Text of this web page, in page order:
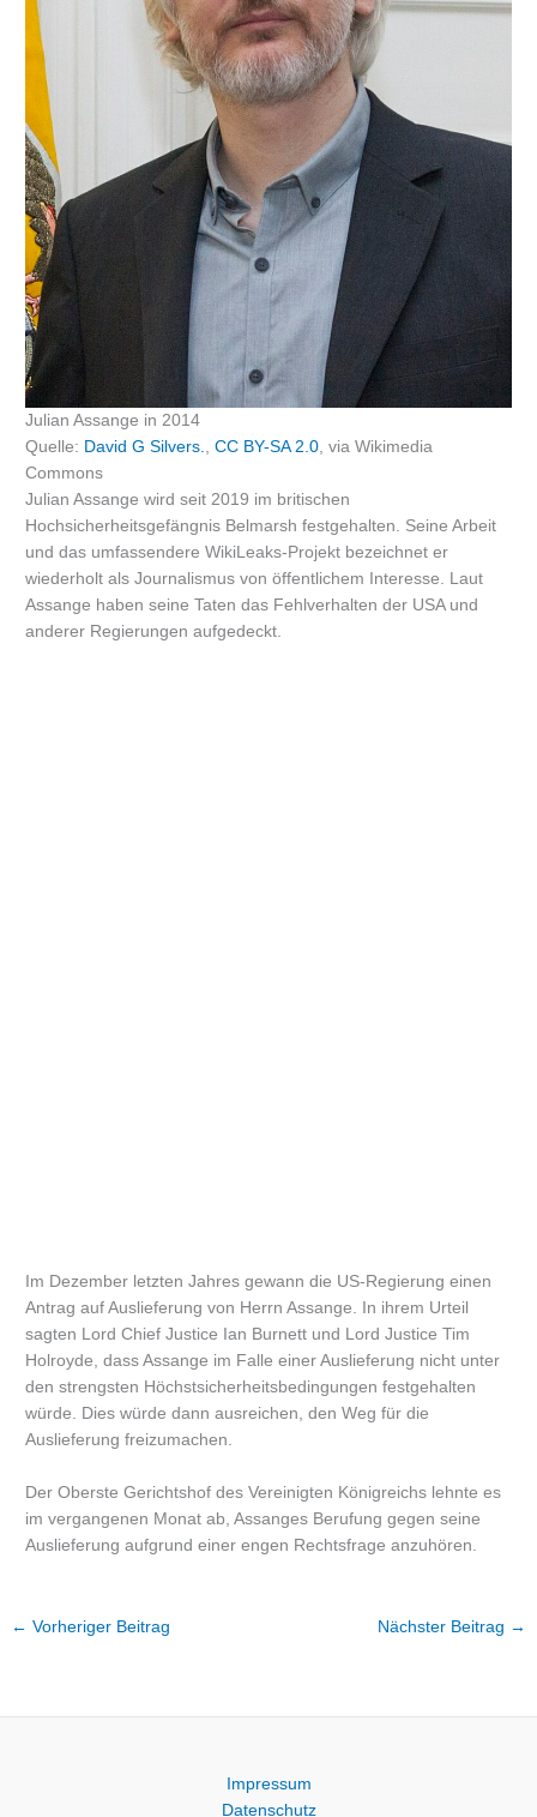
Julian Assange in 2014
Quelle: David G Silvers. ,CC BY-SA 2.0 , via Wikimedia
Commons
Julian Assange wird seit 2019 im britischen
Hochsicherheitsgefängnis Belmarsh festgehalten. Seine Arbeit
und das umfassendere WikiLeaks-Projekt bezeichnet er
wiederholt als Journalismus von öffentlichem Interesse. Laut
Assange haben seine Taten das Fehlverhalten der USA und
anderer Regierungen aufgedeckt.
Im Dezember letzten Jahres gewann die US-Regierung einen
Antrag auf Auslieferung von Herrn Assange. In ihrem Urteil
sagten Lord Chief Justice Ian Burnett und Lord Justice Tim
Holroyde, dass Assange im Falle einer Auslieferung nicht unter
den strengsten Höchstsicherheitsbedingungen festgehalten
würde. Dies würde dann ausreichen, den Weg für die
Auslieferung freizumachen.
Der Oberste Gerichtshof des Vereinigten Königreichs lehnte es
im vergangenen Monat ab, Assanges Berufung gegen seine
Auslieferung aufgrund einer engen Rechtsfrage anzuhören.
← Vorheriger Beitrag Nächster Beitrag →
Impressum
Datenschutz